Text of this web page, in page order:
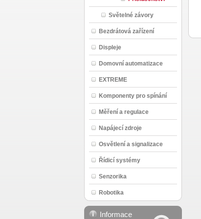
Světelné závory
Bezdrátová zařízení
Displeje
Domovní automatizace
EXTREME
Komponenty pro spínání
Měření a regulace
Napájecí zdroje
Osvětlení a signalizace
Řídicí systémy
Senzorika
Robotika
Informace